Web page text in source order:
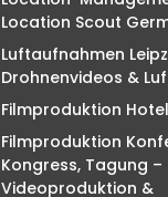
Location Scout
Luftaufnahmen
Drohnenvideos &
Filmproduktion
Filmproduktion
Kongress, Tagung –
Videoproduktion &